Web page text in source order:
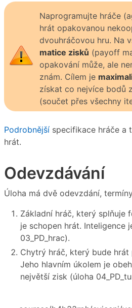
Naprogramujte hráče
hrát opakovanou
dvouhráčovou hru. Na
matice zisků (payoff
opakování může, ale
znám. Cílem je
získat co nejvíce bodů
(součet přes všechny
Podrobnější specifikace hráče a
hrát.
Odevzdávání
Úloha má dvě odevzdání,
Základní hráč, který splňuje
je schopen hrát. Inteligence
03_PD_hrac).
Chytrý hráč, který bude
Jeho hlavním úkolem je
největší zisk (úloha